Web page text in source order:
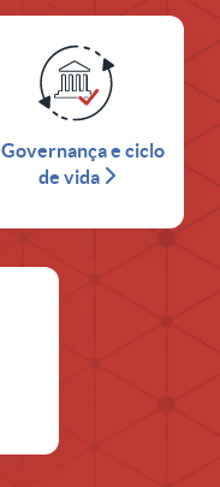
Governança e ciclo
de vida